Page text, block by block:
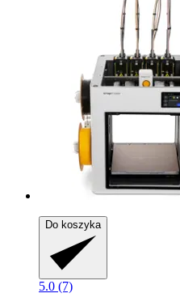
Do koszyka
5.0 (7)